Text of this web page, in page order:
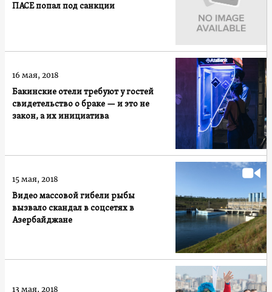
ПАСЕ попал под санкции
Бакинские отели требуют у гостей
свидетельство о браке — и это не
закон, а их инициатива
16 мая, 2018
Видео массовой гибели рыбы
вызвало скандал в соцсетях в
Азербайджане
15 мая, 2018
13 мая, 2018